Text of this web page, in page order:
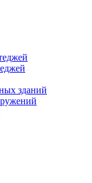
зданий